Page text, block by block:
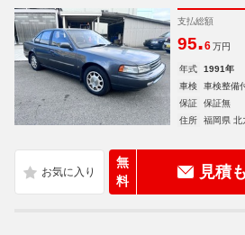
支払総額
95.6 万円
年式 1991年
車検
車検整備
保証
保証無
住所
福岡県 北
無
料
見積